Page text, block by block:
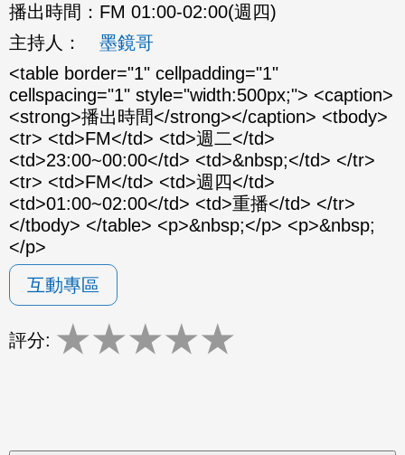
播出時間： FM 01:00-02:00(週四)
主持人：
墨鏡哥
<table border="1" cellpadding="1"
cellspacing="1" style="width:500px;"> <caption>
<strong>播出時間</strong></caption> <tbody>
<tr> <td>FM</td> <td>週二</td>
<td>23:00~00:00</td> <td>&nbsp;</td> </tr>
<tr> <td>FM</td> <td>週四</td>
<td>01:00~02:00</td> <td>重播</td> </tr>
</tbody> </table> <p>&nbsp;</p> <p>&nbsp;
</p>
互動專區
評分: ★★★★★